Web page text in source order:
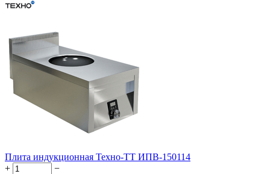
Плита индукционная Техно-ТТ ИПВ-150114
+
−